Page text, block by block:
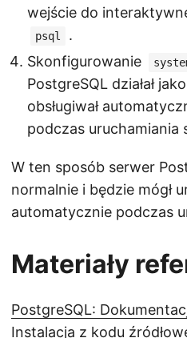
wejście do
psql
.
Skonfigurowanie
PostgreSQL działał
obsługiwał
podczas uruchamiania
W ten sposób serwer
normalnie i będzie mógł
automatycznie podczas
Materiały
PostgreSQL:
Instalacja z kodu